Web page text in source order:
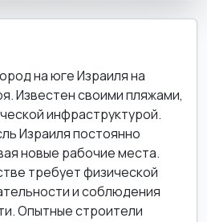
на юге Израиля на
Известен своими пляжами,
инфраструктурой.
Израиля постоянно
новые рабочие места.
требует физической
и соблюдения
Опытные строители